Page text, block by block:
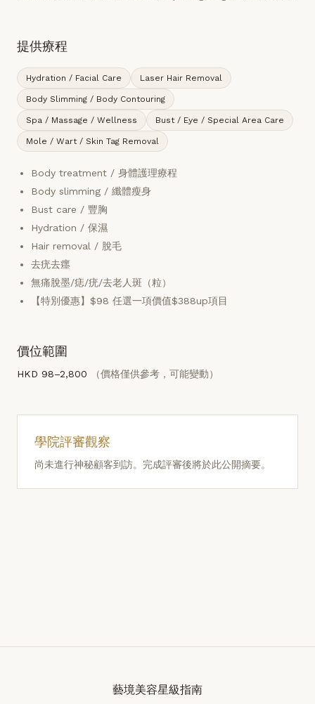
提供療程
Hydration / Facial Care Laser Hair Removal
Body Slimming / Body Contouring
Spa / Massage / Wellness Bust / Eye / Special Area Care
Mole / Wart / Skin Tag Removal
Body treatment / 身體護理療程
Body slimming / 纖體瘦身
Bust care / 豐胸
Hydration / 保濕
Hair removal / 脫毛
去疣去癦
無痛脫墨/痣/疣/去老人斑（粒）
【特別優惠】$98 任選一項價值$388up項目
價位範圍
HKD 98–2,800 （價格僅供參考，可能變動）
學院評審觀察
尚未進行神秘顧客到訪。完成評審後將於此公開摘要。
藝境美容星級指南